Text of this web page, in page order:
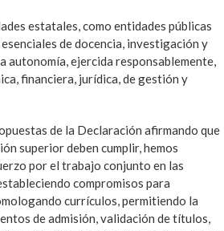
estatales, como entidades públicas
de docencia, investigación y
ejercida responsablemente,
financiera, jurídica, de gestión y
de la Declaración afirmando que
superior deben cumplir, hemos
por el trabajo conjunto en las
compromisos para
currículos, permitiendo la
de admisión, validación de títulos,